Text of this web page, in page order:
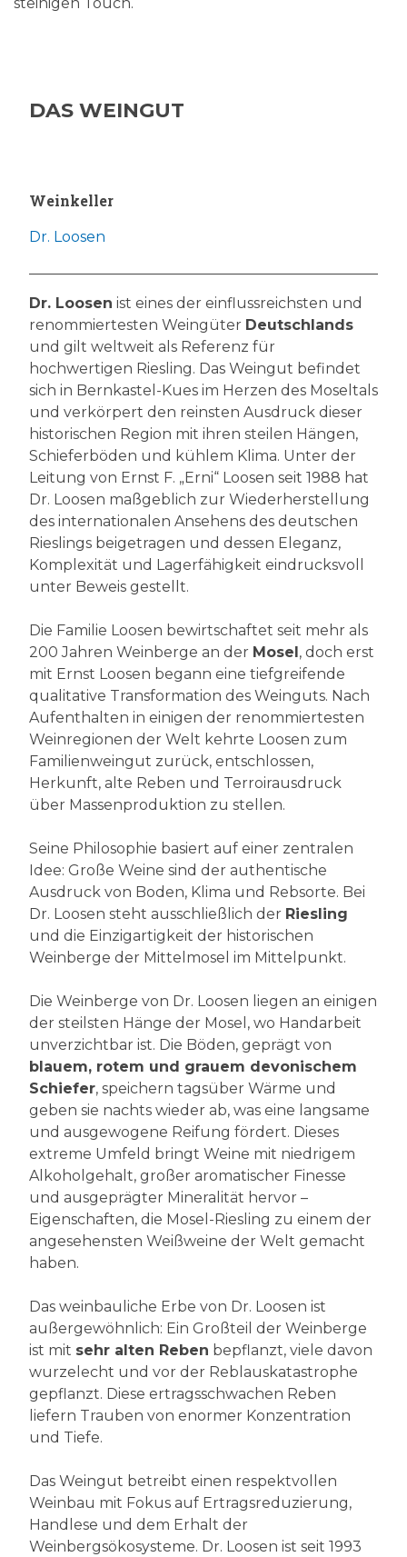
DAS WEINGUT
Weinkeller
Dr. Loosen
Dr. Loosen ist eines der einflussreichsten und
renommiertesten Weingüter Deutschlands
und gilt weltweit als Referenz für
hochwertigen Riesling. Das Weingut befindet
sich in Bernkastel-Kues im Herzen des Moseltals
und verkörpert den reinsten Ausdruck dieser
historischen Region mit ihren steilen Hängen,
Schieferböden und kühlem Klima. Unter der
Leitung von Ernst F. „Erni“ Loosen seit 1988 hat
Dr. Loosen maßgeblich zur Wiederherstellung
des internationalen Ansehens des deutschen
Rieslings beigetragen und dessen Eleganz,
Komplexität und Lagerfähigkeit eindrucksvoll
unter Beweis gestellt.
Die Familie Loosen bewirtschaftet seit mehr als
200 Jahren Weinberge an der Mosel , doch erst
mit Ernst Loosen begann eine tiefgreifende
qualitative Transformation des Weinguts. Nach
Aufenthalten in einigen der renommiertesten
Weinregionen der Welt kehrte Loosen zum
Familienweingut zurück, entschlossen,
Herkunft, alte Reben und Terroirausdruck
über Massenproduktion zu stellen.
Seine Philosophie basiert auf einer zentralen
Idee: Große Weine sind der authentische
Ausdruck von Boden, Klima und Rebsorte. Bei
Dr. Loosen steht ausschließlich der Riesling
und die Einzigartigkeit der historischen
Weinberge der Mittelmosel im Mittelpunkt.
Die Weinberge von Dr. Loosen liegen an einigen
der steilsten Hänge der Mosel, wo Handarbeit
unverzichtbar ist. Die Böden, geprägt von
blauem, rotem und grauem devonischem
Schiefer, speichern tagsüber Wärme und
geben sie nachts wieder ab, was eine langsame
und ausgewogene Reifung fördert. Dieses
extreme Umfeld bringt Weine mit niedrigem
Alkoholgehalt, großer aromatischer Finesse
und ausgeprägter Mineralität hervor –
Eigenschaften, die Mosel-Riesling zu einem der
angesehensten Weißweine der Welt gemacht
haben.
Das weinbauliche Erbe von Dr. Loosen ist
außergewöhnlich: Ein Großteil der Weinberge
ist mit sehr alten Reben bepflanzt, viele davon
wurzelecht und vor der Reblauskatastrophe
gepflanzt. Diese ertragsschwachen Reben
liefern Trauben von enormer Konzentration
und Tiefe.
Das Weingut betreibt einen respektvollen
Weinbau mit Fokus auf Ertragsreduzierung,
Handlese und dem Erhalt der
Weinbergsökosysteme. Dr. Loosen ist seit 1993